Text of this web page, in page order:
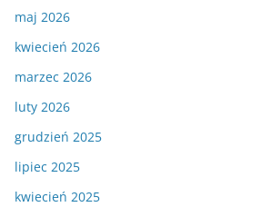
maj 2026
kwiecień 2026
marzec 2026
luty 2026
grudzień 2025
lipiec 2025
kwiecień 2025